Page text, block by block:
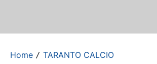
Home / TARANTO CALCIO